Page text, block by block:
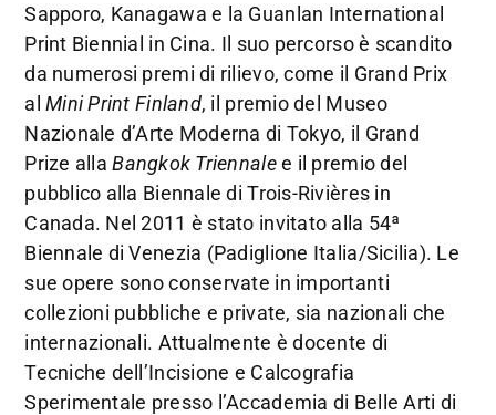
Sapporo, Kanagawa e la Guanlan International
Print Biennial in Cina. Il suo percorso è scandito
da numerosi premi di rilievo, come il Grand Prix
alMini Print Finland, il premio del Museo
Nazionale d’Arte Moderna di Tokyo, il Grand
Prize allaBangkok Triennalee il premio del
pubblico alla Biennale di Trois-Rivières in
Canada. Nel 2011 è stato invitato alla 54ª
Biennale di Venezia (Padiglione Italia/Sicilia). Le
sue opere sono conservate in importanti
collezioni pubbliche e private, sia nazionali che
internazionali. Attualmente è docente di
Tecniche dell’Incisione e Calcografia
Sperimentale presso l’Accademia di Belle Arti di